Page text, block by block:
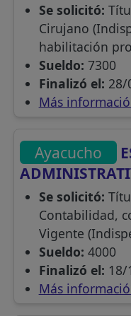
Se solicitó:
Cirujano
habilitación
Sueldo: 7300
Finalizó el: 28/
Más
Ayacucho
Se solicitó:
Contabilidad,
Vigente
Sueldo: 4000
Finalizó el: 18/
Más